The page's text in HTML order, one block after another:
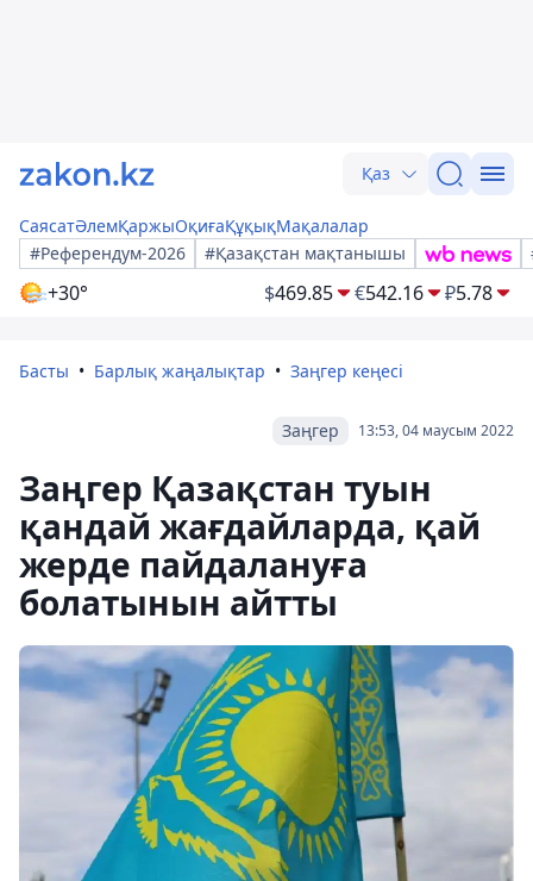
Қаз
СаясатӘлемҚаржыОқиғаҚұқықМақалалар
#Референдум-2026
#Қазақстан мақтанышы
+30° $469.85 €542.16 ₽5.78
Басты Барлық жаңалықтар Заңгер кеңесі
13:53, 04 маусым 2022
Заңгер
Заңгер Қазақстан туын
қандай жағдайларда, қай
жерде пайдалануға
болатынын айтты